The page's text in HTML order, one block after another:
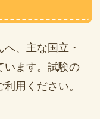
、主な国立・
います。試験の
用ください。